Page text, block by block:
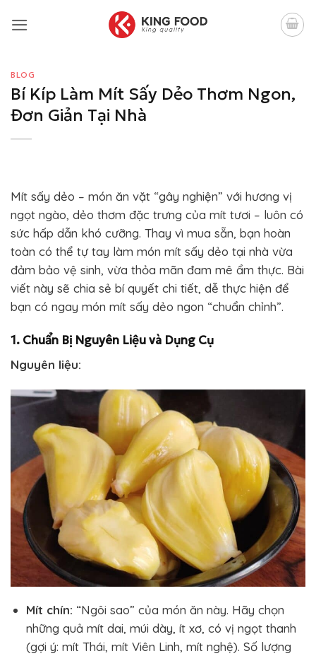
qua
BLOG
Bí Kíp Làm Mít Sấy Dẻo Thơm Ngon,
Đơn Giản Tại Nhà
Mít sấy dẻo – món ăn vặt “gây nghiện” với hương vị
ngọt ngào, dẻo thơm đặc trưng của mít tươi – luôn có
sức hấp dẫn khó cưỡng. Thay vì mua sẵn, bạn hoàn
toàn có thể tự tay làm món mít sấy dẻo tại nhà vừa
đảm bảo vệ sinh, vừa thỏa mãn đam mê ẩm thực. Bài
viết này sẽ chia sẻ bí quyết chi tiết, dễ thực hiện để
bạn có ngay món mít sấy dẻo ngon “chuẩn chỉnh”.
1. Chuẩn Bị Nguyên Liệu và Dụng Cụ
Nguyên liệu:
Mít chín: “Ngôi sao” của món ăn này. Hãy chọn
những quả mít dai, múi dày, ít xơ, có vị ngọt thanh
(gợi ý: mít Thái, mít Viên Linh, mít nghệ). Số lượng